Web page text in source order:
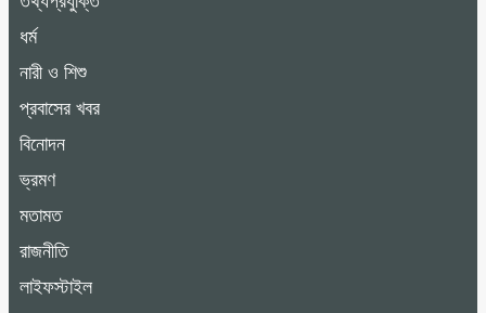
ধর্ম
নারী ও শিশু
প্রবাসের খবর
বিনোদন
ভ্রমণ
মতামত
রাজনীতি
লাইফস্টাইল